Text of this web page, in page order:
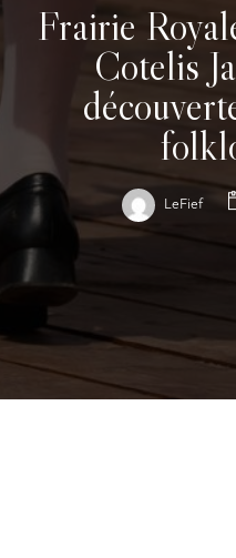
Frairie
Cotelis
LeFief